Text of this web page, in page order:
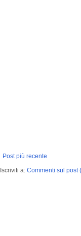
Post più recente
Iscriviti a: Commenti sul post